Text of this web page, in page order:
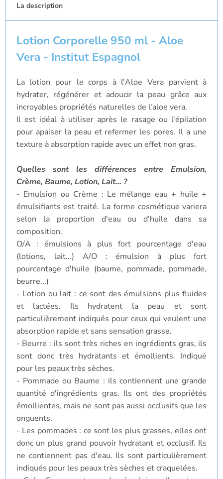
La description
Lotion Corporelle 950 ml - Aloe
Vera - Institut Espagnol
La lotion pour le corps à l'Aloe Vera parvient à
hydrater, régénérer et adoucir la peau grâce aux
incroyables propriétés naturelles de l'aloe vera.
Il est idéal à utiliser après le rasage ou l'épilation
pour apaiser la peau et refermer les pores. Il a une
texture à absorption rapide avec un effet non gras.
Quelles sont les différences entre Emulsion,
Crème, Baume, Lotion, Lait... ?
- Emulsion ou Crème : Le mélange eau + huile +
émulsifiants est traité. La forme cosmétique variera
selon la proportion d'eau ou d'huile dans sa
composition.
O/A : émulsions à plus fort pourcentage d'eau
(lotions, lait...) A/O : émulsion à plus fort
pourcentage d'huile (baume, pommade, pommade,
beurre...)
- Lotion ou lait : ce sont des émulsions plus fluides
et lactées. Ils hydratent la peau et sont
particulièrement indiqués pour ceux qui veulent une
absorption rapide et sans sensation grasse.
- Beurre : ils sont très riches en ingrédients gras, ils
sont donc très hydratants et émollients. Indiqué
pour les peaux très sèches.
- Pommade ou Baume : ils contiennent une grande
quantité d'ingrédients gras. Ils ont des propriétés
émollientes, mais ne sont pas aussi occlusifs que les
onguents.
- Les pommades : ce sont les plus grasses, elles ont
donc un plus grand pouvoir hydratant et occlusif. Ils
ne contiennent pas d'eau. Ils sont particulièrement
indiqués pour les peaux très sèches et craquelées.